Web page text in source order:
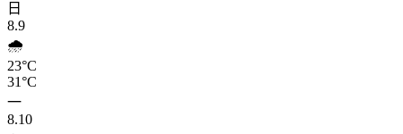
日
8.9
🌧️
23°C
31°C
一
8.10